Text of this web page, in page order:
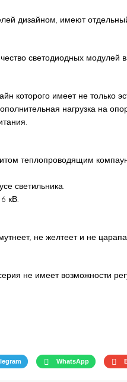
дизайном, имеют
светодиодных модулей
которого имеет не только
нагрузка на
теплопроводящим
светильника.
кВ.
не желтеет и не
не имеет возможности
WhatsApp